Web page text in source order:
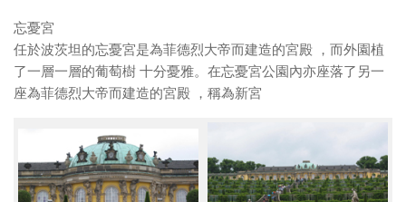
忘憂宮
任於波茨坦的忘憂宮是為菲德烈大帝而建造的宮殿 ，而外園植
了一層一層的葡萄樹 十分憂雅。在忘憂宮公園內亦座落了另一
座為菲德烈大帝而建造的宮殿 ，稱為新宮